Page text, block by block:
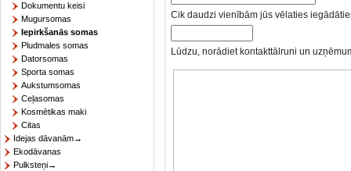
Dokumentu keisi
Mugursomas
Iepirkšanās somas
Pludmales somas
Datorsomas
Sporta somas
Aukstumsomas
Ceļasomas
Kosmētikas maki
Citas
Idejas dāvanām→
Ekodāvanas
Pulksteņi→
Cik daudzi vienībām jūs vēlaties
Lūdzu, norādiet kontakttālruni un